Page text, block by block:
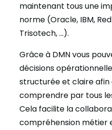
maintenant tous une
norme (Oracle, IBM,
Trisotech, …).
Grâce à DMN vous
décisions
structurée et claire afin
comprendre par tous
Cela facilite la
compréhension métier